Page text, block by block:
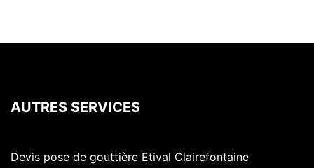
AUTRES SERVICES
Devis pose de gouttière Etival Clairefontaine